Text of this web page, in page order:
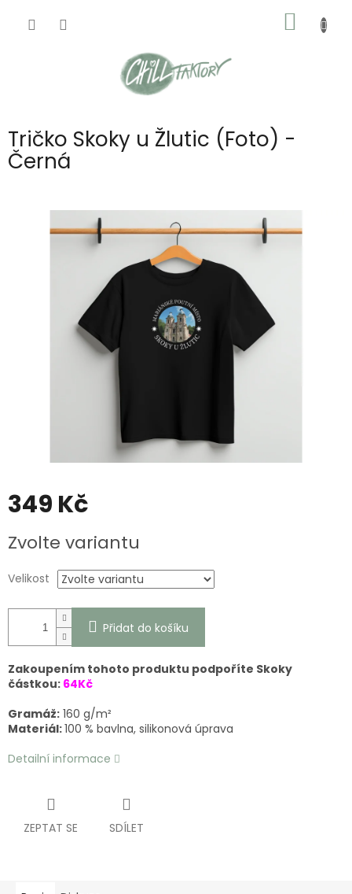
KOŠÍK
Tričko Skoky u Žlutic (Foto) -
Černá
349 Kč
cena:
Zvolte variantu
Velikost
Přidat do košíku
Zakoupením tohoto produktu podpoříte Skoky
částkou: 64Kč
Gramáž: 160 g/m²
Materiál:100 % bavlna, silikonová úprava
Detailní informace
ZEPTAT SE SDÍLET